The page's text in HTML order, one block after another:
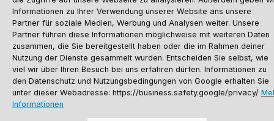
Informationen zu Ihrer Verwendung unserer Website ans unsere
Partner für soziale Medien, Werbung und Analysen weiter. Unsere
Partner führen diese Informationen möglichweise mit weiteren Daten
zusammen, die Sie bereitgestellt haben oder die im Rahmen deiner
Nutzung der Dienste gesammelt wurden. Entscheiden Sie selbst, wie
viel wir über Ihren Besuch bei uns erfahren dürfen. Informationen zu
den Datenschutz und Nutzungsbedingungen von Google erhalten Sie
unter dieser Webadresse: https://business.safety.google/privacy/
Informationen